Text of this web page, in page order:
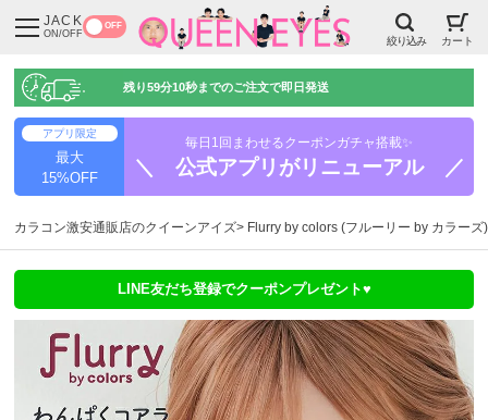
JACK
ON/OFF
OFF
絞り込み カート
残り59分9秒までのご注文で即日発送
アプリ限定
最大
15%OFF
毎日1回まわせるクーポンガチャ搭載✨
＼ 公式アプリがリニューアル ／
カラコン激安通販店のクイーンアイズ Flurry by colors (フルーリー by カラーズ)
LINE友だち登録でクーポンプレゼント♥